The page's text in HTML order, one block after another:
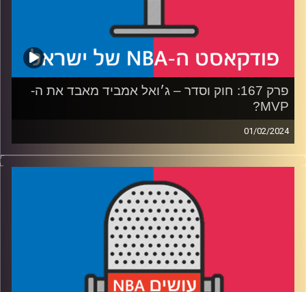
פרק 167: חוק וסדר – ג׳ואל אמביד מאבד את ה-
MVP?
01/02/2024
פודקאסט האן.בי.איי עם ערן סורוקה, שרון דוידוביץ׳, משה
דוידוביץ׳ ועידן לוצקי
רבע 1: חוק 65 המשחקים נותן את אותותיו, סטף קרי ולברון
רבע 2: וושינגטון וויזארדס מחליפה מאמן, דני אבדיה מאבד
דקות וויקטור וומבניאמה נוסק
רבע 4: מסכמים עשור עם אדם סילבר ומציעים פורמט חדש